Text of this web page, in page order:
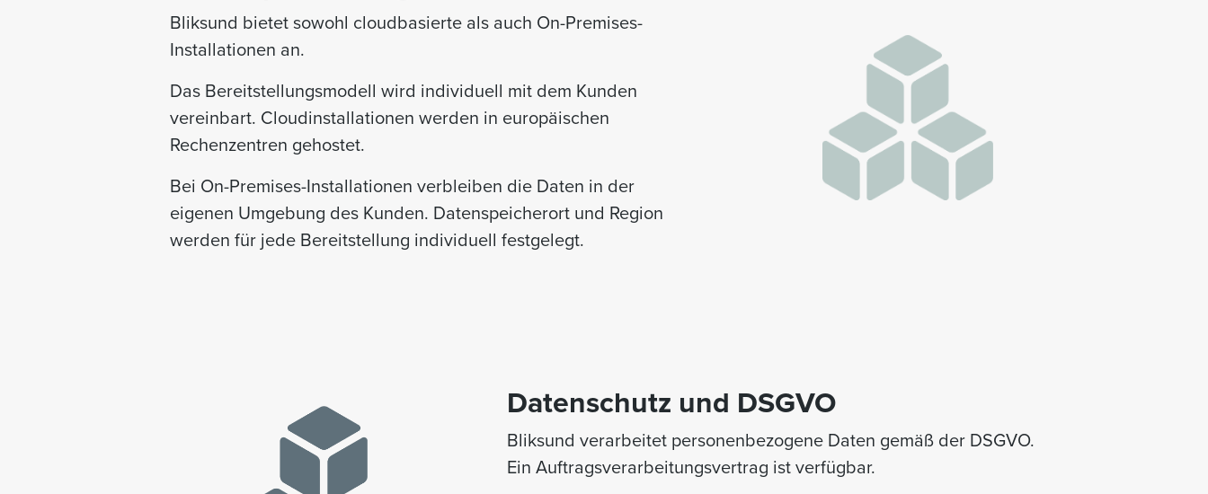
Bliksund bietet sowohl cloudbasierte als auch On-Premises-
Installationen an.
Das Bereitstellungsmodell wird individuell mit dem Kunden
vereinbart. Cloudinstallationen werden in europäischen
Rechenzentren gehostet.
Bei On-Premises-Installationen verbleiben die Daten in der
eigenen Umgebung des Kunden. Datenspeicherort und Region
werden für jede Bereitstellung individuell festgelegt.
Datenschutz und DSGVO
Bliksund verarbeitet personenbezogene Daten gemäß der DSGVO.
Ein Auftragsverarbeitungsvertrag ist verfügbar.